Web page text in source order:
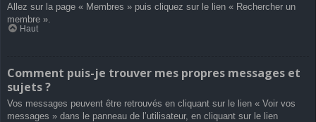
Allez sur la page « Membres » puis cliquez sur le lien « Rechercher un
membre ».
Haut
Comment puis-je trouver mes propres messages et
sujets ?
Vos messages peuvent être retrouvés en cliquant sur le lien « Voir vos
messages » dans le panneau de l’utilisateur, en cliquant sur le lien